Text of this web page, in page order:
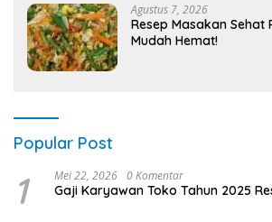
Agustus 7, 2026
Resep Masakan Sehat
Mudah Hemat!
Popular Post
1 Mei 22, 2026 0 Komentar
Gaji Karyawan Toko Tahun 2025